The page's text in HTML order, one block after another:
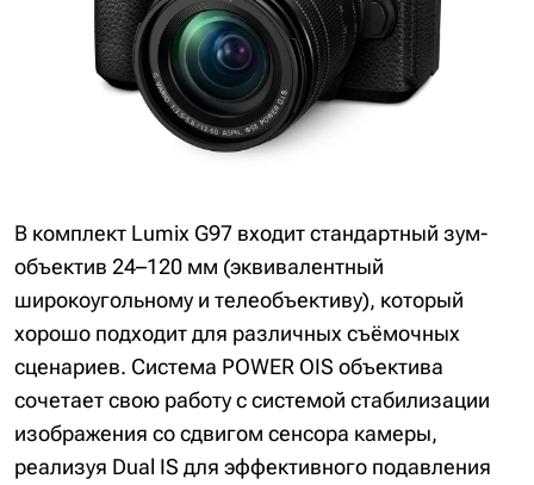
В комплект Lumix G97 входит стандартный зум-
объектив 24–120 мм (эквивалентный
широкоугольному и телеобъективу), который
хорошо подходит для различных съёмочных
сценариев. Система POWER OIS объектива
сочетает свою работу с системой стабилизации
изображения со сдвигом сенсора камеры,
реализуя Dual IS для эффективного подавления